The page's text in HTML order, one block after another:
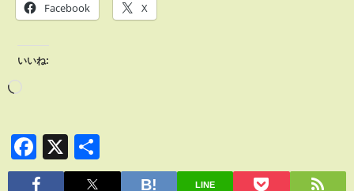
Facebook X
いいね:
Facebook
X
有
LINE